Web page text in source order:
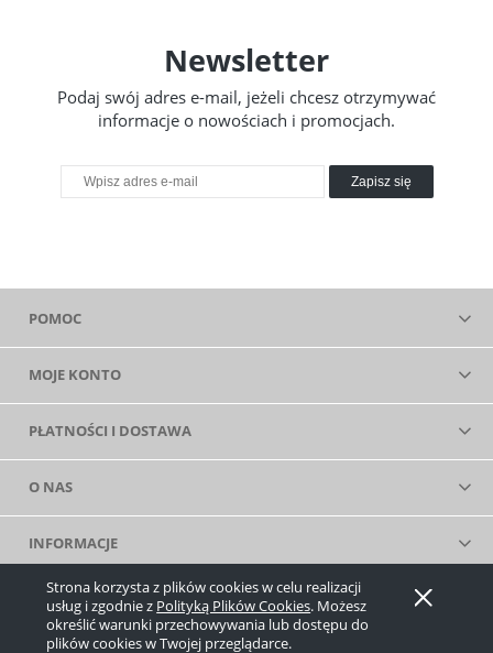
Strona korzysta z plików cookies w celu realizacji
usług i zgodnie z Polityką Plików Cookies. Możesz
określić warunki przechowywania lub dostępu do
plików cookies w Twojej przeglądarce.
Newsletter
Podaj swój adres e-mail, jeżeli chcesz otrzymywać
informacje o nowościach i promocjach.
Zapisz się
POMOC
MOJE KONTO
PŁATNOŚCI I DOSTAWA
O NAS
INFORMACJE
Pokaż pełną wersję strony
Sklep internetowy Shoper.pl